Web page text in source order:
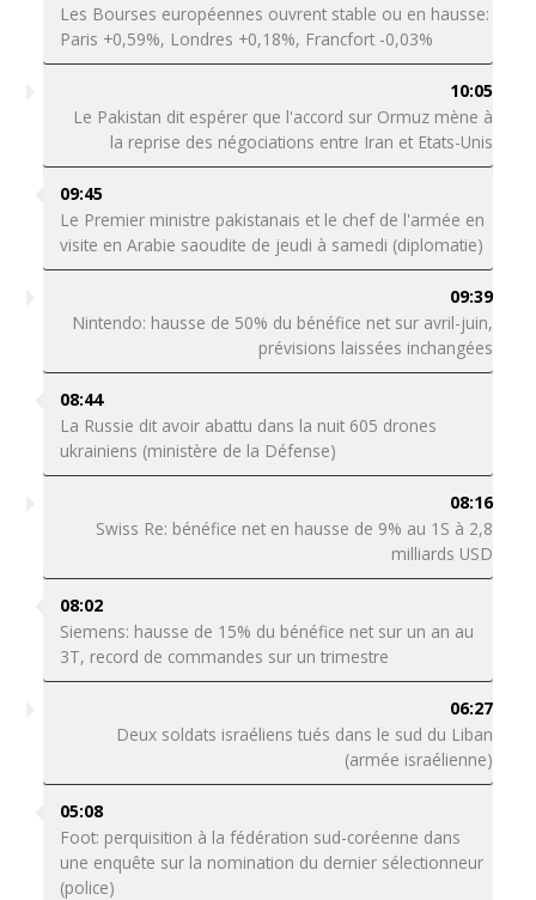
Les Bourses européennes ouvrent stable ou en hausse:
Paris +0,59%, Londres +0,18%, Francfort -0,03%
10:05
Le Pakistan dit espérer que l'accord sur Ormuz mène à
la reprise des négociations entre Iran et Etats-Unis
09:45
Le Premier ministre pakistanais et le chef de l'armée en
visite en Arabie saoudite de jeudi à samedi (diplomatie)
09:39
Nintendo: hausse de 50% du bénéfice net sur avril-juin,
prévisions laissées inchangées
08:44
La Russie dit avoir abattu dans la nuit 605 drones
ukrainiens (ministère de la Défense)
08:16
Swiss Re: bénéfice net en hausse de 9% au 1S à 2,8
milliards USD
08:02
Siemens: hausse de 15% du bénéfice net sur un an au
3T, record de commandes sur un trimestre
06:27
Deux soldats israéliens tués dans le sud du Liban
(armée israélienne)
05:08
Foot: perquisition à la fédération sud-coréenne dans
une enquête sur la nomination du dernier sélectionneur
(police)